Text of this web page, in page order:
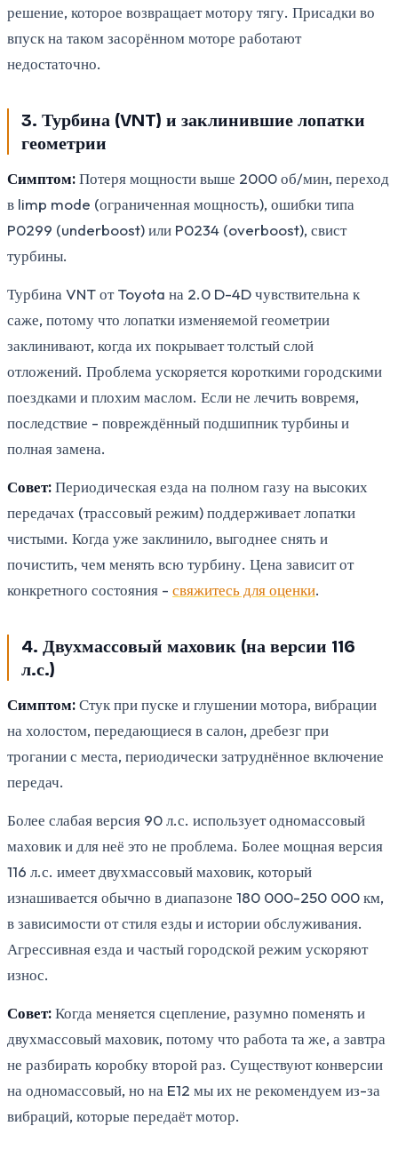
решение, которое возвращает мотору тягу. Присадки во
впуск на таком засорённом моторе работают
недостаточно.
3. Турбина (VNT) и заклинившие лопатки
геометрии
Симптом:Потеря мощности выше 2000 об/мин, переход
в limp mode (ограниченная мощность), ошибки типа
P0299 (underboost) или P0234 (overboost), свист
турбины.
Турбина VNT от Toyota на 2.0 D-4D чувствительна к
саже, потому что лопатки изменяемой геометрии
заклинивают, когда их покрывает толстый слой
отложений. Проблема ускоряется короткими городскими
поездками и плохим маслом. Если не лечить вовремя,
последствие - повреждённый подшипник турбины и
полная замена.
Совет:Периодическая езда на полном газу на высоких
передачах (трассовый режим) поддерживает лопатки
чистыми. Когда уже заклинило, выгоднее снять и
почистить, чем менять всю турбину. Цена зависит от
конкретного состояния - свяжитесь для оценки.
4. Двухмассовый маховик (на версии 116
л.с.)
Симптом:Стук при пуске и глушении мотора, вибрации
на холостом, передающиеся в салон, дребезг при
трогании с места, периодически затруднённое включение
передач.
Более слабая версия 90 л.с. использует одномассовый
маховик и для неё это не проблема. Более мощная версия
116 л.с. имеет двухмассовый маховик, который
изнашивается обычно в диапазоне 180 000-250 000 км,
в зависимости от стиля езды и истории обслуживания.
Агрессивная езда и частый городской режим ускоряют
износ.
Совет:Когда меняется сцепление, разумно поменять и
двухмассовый маховик, потому что работа та же, а завтра
не разбирать коробку второй раз. Существуют конверсии
на одномассовый, но на E12 мы их не рекомендуем из-за
вибраций, которые передаёт мотор.